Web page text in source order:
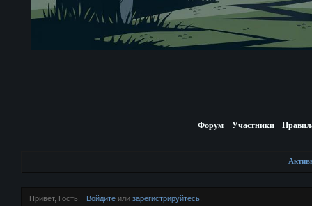
Форум Участники
Привет, Гость! Войдитеили зарегистрируйтесь.